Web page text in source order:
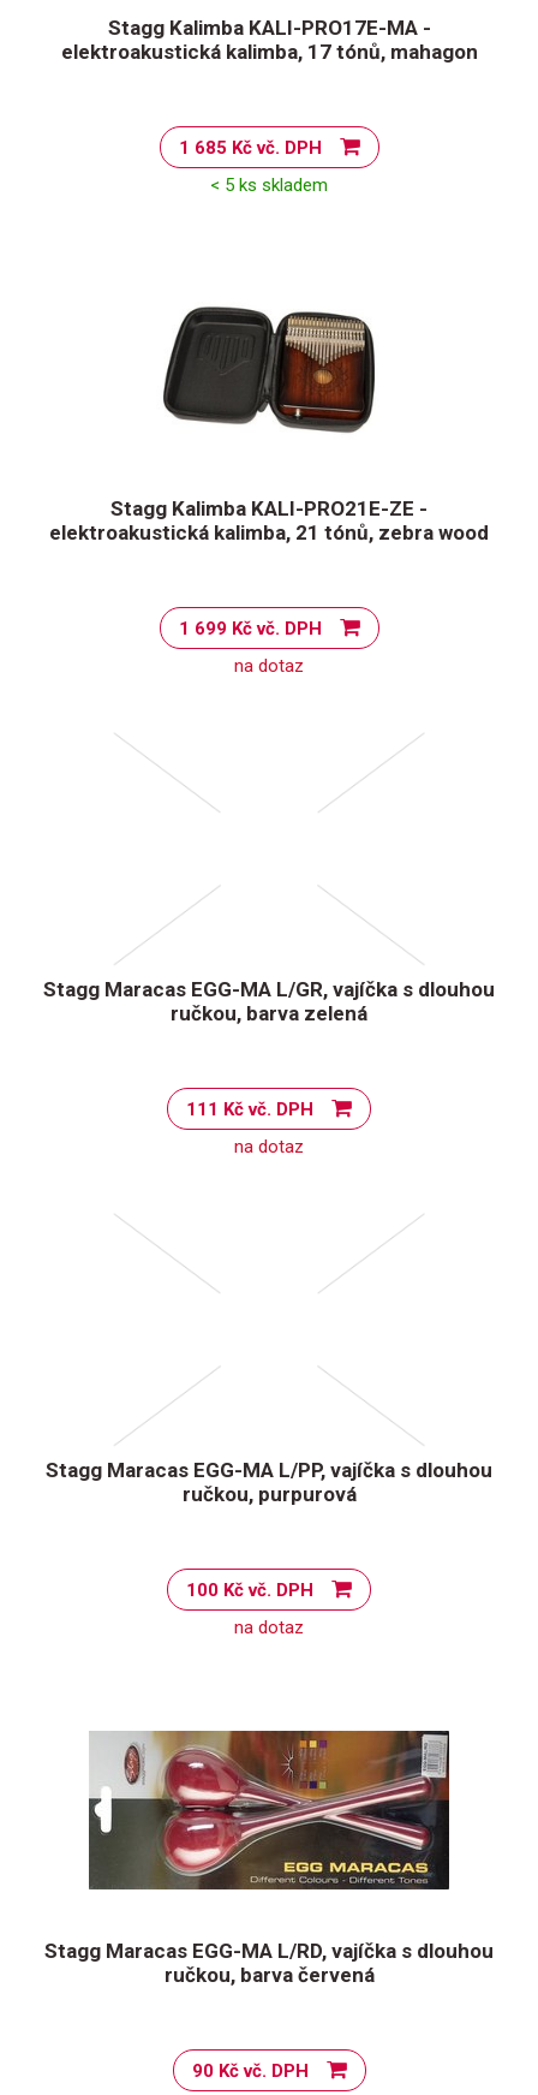
Stagg Kalimba KALI-PRO17E-MA -
elektroakustická kalimba, 17 tónů, mahagon
1 685 Kč vč. DPH
< 5 ks skladem
Stagg Kalimba KALI-PRO21E-ZE -
elektroakustická kalimba, 21 tónů, zebra wood
1 699 Kč vč. DPH
na dotaz
Stagg Maracas EGG-MA L/GR, vajíčka s dlouhou
ručkou, barva zelená
111 Kč vč. DPH
na dotaz
Stagg Maracas EGG-MA L/PP, vajíčka s dlouhou
ručkou, purpurová
100 Kč vč. DPH
na dotaz
Stagg Maracas EGG-MA L/RD, vajíčka s dlouhou
ručkou, barva červená
90 Kč vč. DPH